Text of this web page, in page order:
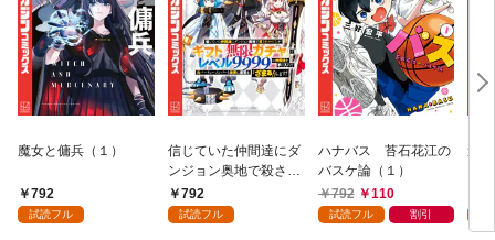
魔女と傭兵（１）
792
試読フル
信じていた仲間達にダ
ンジョン奥地で殺され
かけたがギフト『無限
ガチャ』でレベル９９
792
試読フル
ハナバス 苔石花江の
バスケ論（１）
792
110
試読フル 割引
追
強
～